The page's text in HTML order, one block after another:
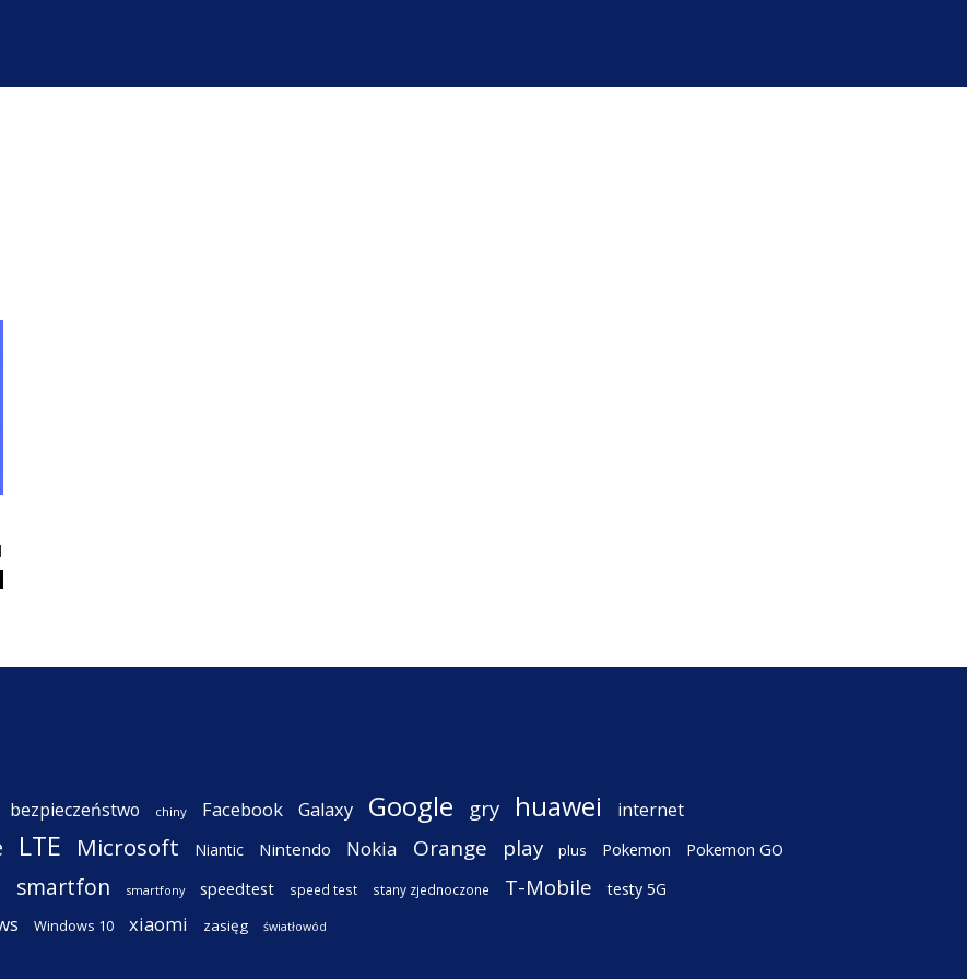
bezpieczeństwo chiny Facebook Galaxy Google gry huawei internet
LTE Microsoft Niantic Nintendo Nokia Orange play plus Pokemon Pokemon GO
smartfon smartfony speedtest speed test stany zjednoczone T-Mobile testy 5G
Windows 10 xiaomi zasięg światłowód